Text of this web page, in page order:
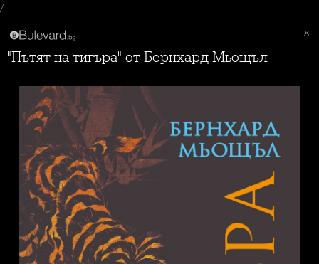
/
"Пътят на тигъра" от Бернхард Мьощъл